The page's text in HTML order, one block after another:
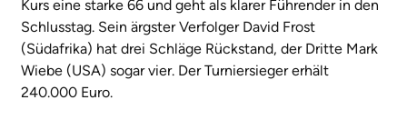
Kurs eine starke 66 und geht als klarer Führender in den
Schlusstag. Sein ärgster Verfolger David Frost
(Südafrika) hat drei Schläge Rückstand, der Dritte Mark
Wiebe (USA) sogar vier. Der Turniersieger erhält
240.000 Euro.